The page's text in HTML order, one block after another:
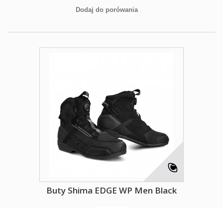
Dodaj do porówania
Buty Shima EDGE WP Men Black